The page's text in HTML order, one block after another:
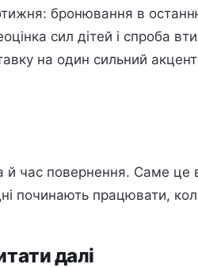
бронювання в
сил дітей і спроба
на один сильний
час повернення. Саме це
починають працювати,
далі